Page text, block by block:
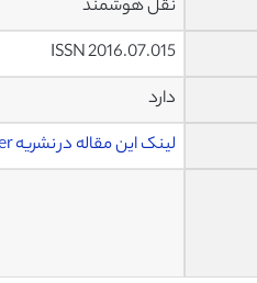
نقل هوشمند
ISSN 2016.07.015
دارد
لینک این مقاله در نشریه Elsevier